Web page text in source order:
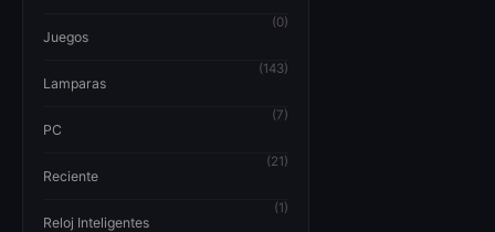
(0)
Juegos
(143)
Lamparas
(7)
PC
(21)
Reciente
(1)
Reloj Inteligentes